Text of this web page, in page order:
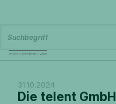
31.10.2024
Die telent